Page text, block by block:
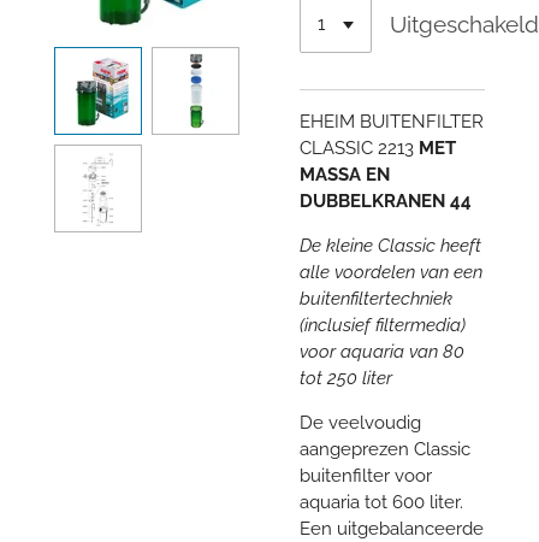
Uitgeschakeld
EHEIM BUITENFILTER
CLASSIC 2213 MET
MASSA EN
DUBBELKRANEN 44
De kleine Classic heeft
alle voordelen van een
buitenfiltertechniek
(inclusief filtermedia)
voor aquaria van 80
tot 250 liter
De veelvoudig
aangeprezen Classic
buitenfilter voor
aquaria tot 600 liter.
Een uitgebalanceerde